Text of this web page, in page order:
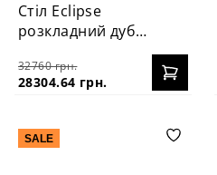
Стіл Eclipse
розкладний дуб
32760 грн.
28304.64 грн.
SALE